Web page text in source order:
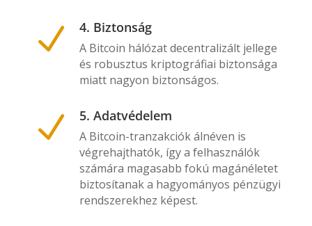
N 4. Biztonság
A Bitcoin hálózat decentralizált jellege
és robusztus kriptográfiai biztonsága
miatt nagyon biztonságos.
N 5. Adatvédelem
A Bitcoin-tranzakciók álnéven is
végrehajthatók, így a felhasználók
számára magasabb fokú magánéletet
biztosítanak a hagyományos pénzügyi
rendszerekhez képest.